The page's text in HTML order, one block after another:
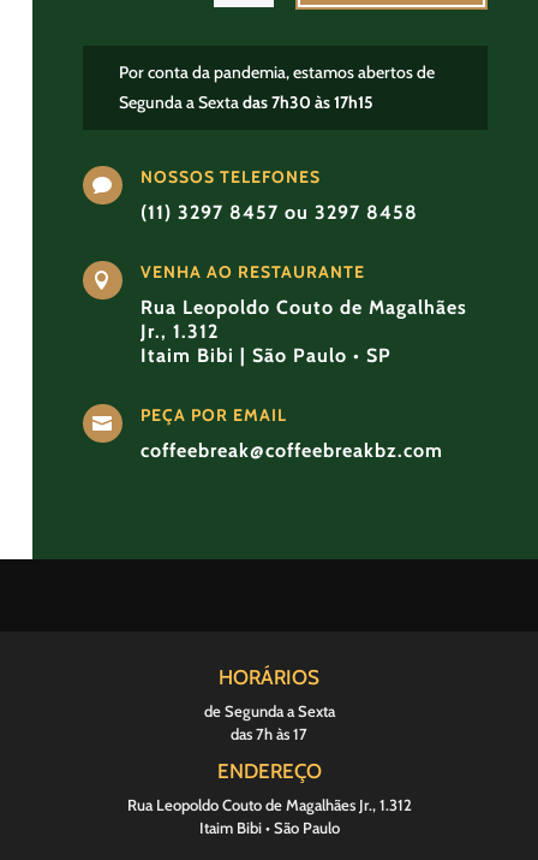
Por conta da pandemia, estamos abertos de
Segunda a Sextadas 7h30 às 17h15
 NOSSOS TELEFONES
(11) 3297 8457 ou 3297 8458
 VENHA AO RESTAURANTE
Rua Leopoldo Couto de Magalhães
Jr., 1.312
Itaim Bibi | São Paulo • SP
 PEÇA POR EMAIL
coffeebreak@coffeebreakbz.com
HORÁRIOS
de Segunda a Sexta
das 7h às 17
ENDEREÇO
Rua Leopoldo Couto de Magalhães Jr., 1.312
Itaim Bibi • São Paulo